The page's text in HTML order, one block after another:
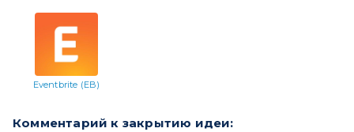
Eventbrite (EB)
Комментарий к закрытию идеи: